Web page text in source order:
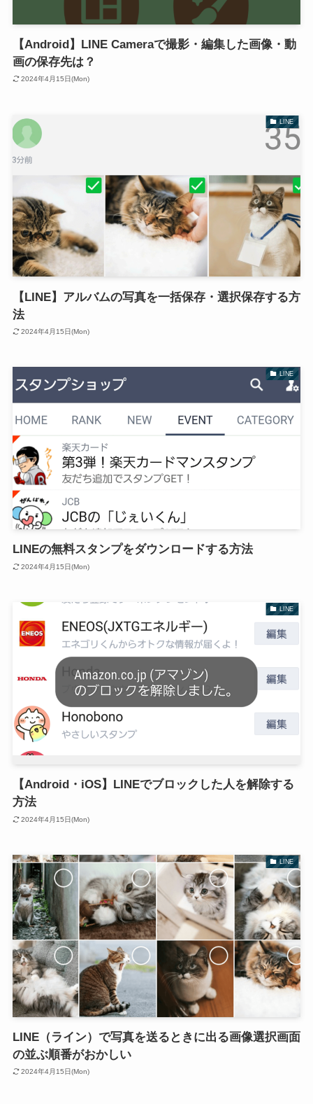
【Android】LINE Cameraで撮影・編集した画像・動
画の保存先は？
2024年4月15日(Mon)
LINE
【LINE】アルバムの写真を一括保存・選択保存する方
法
2024年4月15日(Mon)
LINE
LINEの無料スタンプをダウンロードする方法
2024年4月15日(Mon)
LINE
【Android・iOS】LINEでブロックした人を解除する
方法
2024年4月15日(Mon)
LINE
LINE（ライン）で写真を送るときに出る画像選択画面
の並ぶ順番がおかしい
2024年4月15日(Mon)